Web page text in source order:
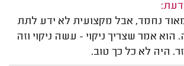
דעת:
נחמד, אבל מקצועית לא ידע לתת
הוא אמר שצריך ניקוי - עשה ניקוי וזה
היה לא כל כך טוב.